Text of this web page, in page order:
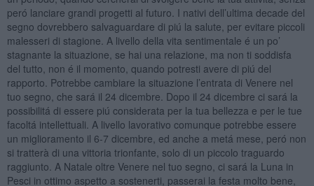
peró lanciare grandi progetti al futuro. I nativi dell’ultima decade del
segno dovrebbero salvaguardare di piú la salute, per evitare piccoli
malesseri di stagione. A livello della vita sentimentale é un po’
stagnante la situazione, se hai una relazione, ma non ti soddisfa
del tutto, non é il momento, quando potresti avere di piú del
rapporto. Potrebbe cambiare la situazione l’entrata di Venere nel
tuo segno, che sará il 24 dicembre. Dopo il 24 dicembre ci sará la
possibilitá di essere piú considerata per la tua bellezza e per le tue
facoltá intellettuali. A livello lavorativo comunque potrebbe essere
un miglioramento il 6-7 dicembre, ed anche a metá mese, peró non
si tratterà di una vittoria trionfante, solo di un piccolo traguardo
raggiunto. A Natale oltre Venere nel tuo segno, ci sará la Luna in
Pesci in ottimo aspetto a sostenerti, passerai la festa molto bene,